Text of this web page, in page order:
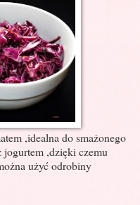
,idealna do smażonego
,dzięki czemu
użyć odrobiny